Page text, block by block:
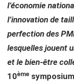
l’économie
l’innovation de
perfection des
lesquelles jouent
et le bien-être
10ème